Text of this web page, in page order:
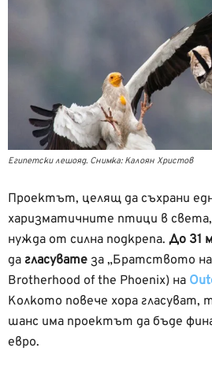
Египетски лешояд. Снимка: Калоян Христов
Проектът, целящ да съхрани
харизматичните птици в
нужда от силна подкрепа. До 31
да гласувате за „Братството на
Brotherhood of the Phoenix) на
Колкото повече хора гласуват,
шанс има проектът да бъде
евро.